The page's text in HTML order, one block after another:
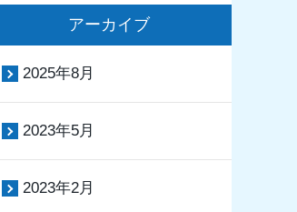
アーカイブ
2025年8月
2023年5月
2023年2月